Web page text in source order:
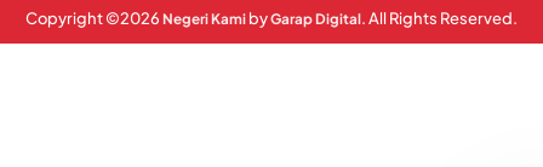
Copyright ©2026 Negeri Kami byGarap Digital. All Rights Reserved.